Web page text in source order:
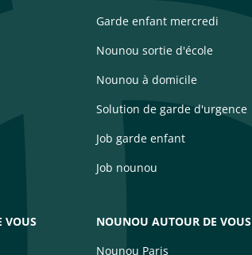
Garde enfant mercredi
Nounou sortie d'école
Nounou à domicile
Solution de garde d'urgence
Job garde enfant
Job nounou
VOUS
NOUNOU AUTOUR DE VOUS
Nounou Paris